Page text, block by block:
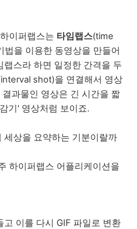
이퍼랩스는 타임랩스(time
을 이용한 동영상을 만들어
스라 하면 일정한 간격을 두
shot)을 연결해서 영상
과물인 영상은 긴 시간을 짧
기' 영상처럼 보이죠.
세상을 요약하는 기분이랄까
하이퍼랩스 어플리케이션을
이를 다시 GIF 파일로 변환